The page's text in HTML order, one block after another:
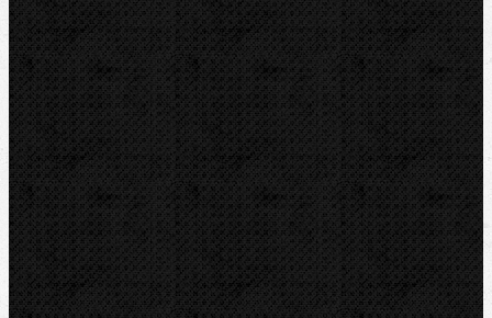
Pájení a hořáky
Svářečky plastů
Nůžky
Řezáky a kolečka